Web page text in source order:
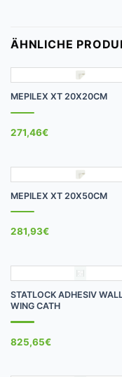
ÄHNLICHE
MEPILEX XT 20X20CM
271,46€
MEPILEX XT 20X50CM
281,93€
STATLOCK ADHESIV
WING CATH
825,65€